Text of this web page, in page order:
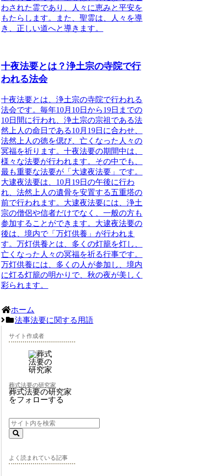
わされた霊であり、人々に恵みと平安を
もたらします。また、聖霊は、人々を導
き、正しい道へと導きます。
十夜法要とは？浄土宗の寺院で行
われる法会
十夜法要とは、浄土宗の寺院で行われる
法会です。毎年10月10日から19日までの
10日間に行われ、浄土宗の宗祖である法
然上人の命日である10月19日に合わせ、
法然上人の徳を偲び、亡くなった人々の
冥福を祈ります。十夜法要の期間中は、
様々な法要が行われます。その中でも、
最も重要な法要が「大逮夜法要」です。
大逮夜法要は、10月19日の午後に行わ
れ、法然上人の遺骨を安置する五重塔の
前で行われます。大逮夜法要には、浄土
宗の僧侶や信者だけでなく、一般の方も
参加することができます。大逮夜法要の
後は、境内で「万灯供養」が行われま
す。万灯供養とは、多くの灯籠を灯し、
亡くなった人々の冥福を祈る行事です。
万灯供養には、多くの人が参加し、境内
に灯る灯籠の明かりで、秋の夜が美しく
彩られます。
ホーム
法事法要に関する用語
サイト作成者
葬式法要の研究家
葬式法要の研究家
をフォローする
よく読まれている記事